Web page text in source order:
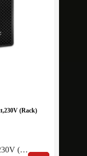
(Rack)
(…